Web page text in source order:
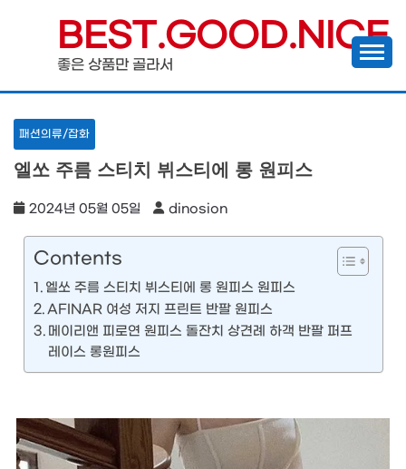
content
BEST.GOOD.NICE
좋은 상품만 골라서
패션의류/잡화
엘쏘 주름 스티치 뷔스티에 롱 원피스
2024년 05월 05일 dinosion
Contents
엘쏘 주름 스티치 뷔스티에 롱 원피스 원피스
AFINAR 여성 저지 프린트 반팔 원피스
메이리앤 피로연 원피스 돌잔치 상견례 하객 반팔 퍼프
레이스 롱원피스